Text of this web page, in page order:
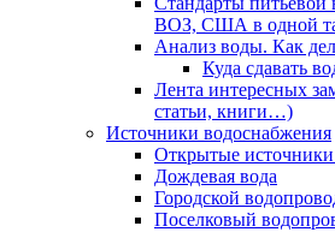
ВОЗ, США в одной
Анализ воды. Как
Куда сдавать
Лента интересных
статьи, книги…)
Источники водоснабжения
Открытые
Дождевая вода
Городской
Поселковый